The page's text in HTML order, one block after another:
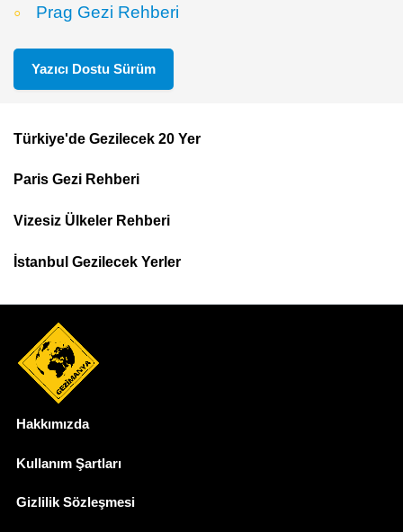
Prag Gezi Rehberi
Yazıcı Dostu Sürüm
Footer
Top
Menu
Türkiye'de Gezilecek 20 Yer
Paris Gezi Rehberi
Vizesiz Ülkeler Rehberi
İstanbul Gezilecek Yerler
Hakkımızda
Kullanım Şartları
Gizlilik Sözleşmesi